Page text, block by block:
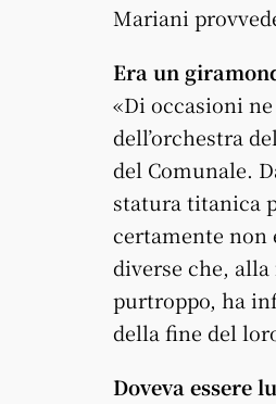
Mariani
Era un
«Di occasioni
dell’orchestra
del Comunale.
statura titanica
certamente non
diverse che,
purtroppo, ha
della fine del
Doveva essere